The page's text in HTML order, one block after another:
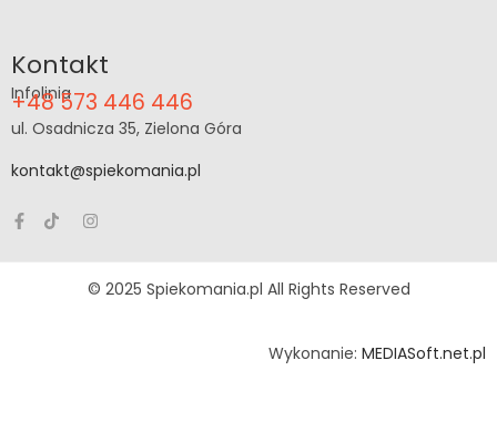
Kontakt
Infolinia
+48 573 446 446
ul. Osadnicza 35, Zielona Góra
kontakt@spiekomania.pl
© 2025 Spiekomania.pl All Rights Reserved
Wykonanie: MEDIASoft.net.pl